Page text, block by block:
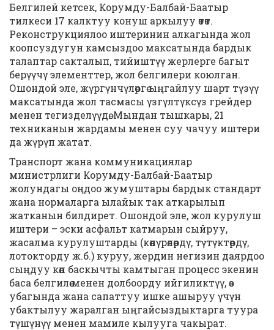
Белгилей кетсек, Корумду-Балбай-Баатыр
тилкеси 17 калктуу конуш аркылуу өтөт.
Реконструкциялоо иштеринин алкагында жол
коопсуздугун камсыздоо максатында бардык
талаптар сакталып, тийиштүү жерлерге багыт
берүүчү элементтер, жол белгилери коюлган.
Ошондой эле, жүргүнчүлөргө ыңгайлуу шарт түзүү
максатында жол тасмасы үзгүлтүксүз грейдер
менен тегизделүүдө. Мындан тышкары, 21
техниканын жардамы менен суу чачуу иштери
да жүрүп жатат.
Транспорт жана коммуникациялар
министрлиги Корумду-Балбай-Баатыр
жолундагы оңдоо жумуштары бардык стандарт
жана нормаларга ылайык так аткарылып
жатканын билдирет. Ошондой эле, жол курулуш
иштери – эски асфальт катмарын сыйруу,
жасалма курулуштарды (көпүрөлөрдү, түтүктөрдү,
лотокторду ж.б.) куруу, жердин негизин даярдоо
сыңдуу көп баскычты камтыган процесс экенин
баса белгилөө менен долбоорду ийгиликтүү, өз
убагында жана сапаттуу ишке ашыруу үчүн
убактылуу жаралган ыңгайсыздыктарга туура
түшүнүү менен мамиле кылууга чакырат.